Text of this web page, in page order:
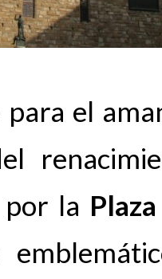
el
por la